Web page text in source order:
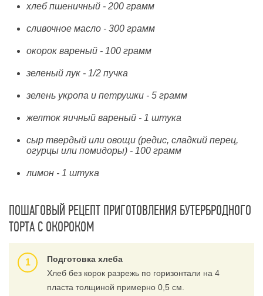
хлеб пшеничный - 200 грамм
сливочное масло - 300 грамм
окорок вареный - 100 грамм
зеленый лук - 1/2 пучка
зелень укропа и петрушки - 5 грамм
желток яичный вареный - 1 штука
сыр твердый или овощи (редис, сладкий перец,
огурцы или помидоры) - 100 грамм
лимон - 1 штука
ПОШАГОВЫЙ РЕЦЕПТ ПРИГОТОВЛЕНИЯ БУТЕРБРОДНОГО
ТОРТА С ОКОРОКОМ
Подготовка хлеба
Хлеб без корок разрежь по горизонтали на 4
пласта толщиной примерно 0,5 см.